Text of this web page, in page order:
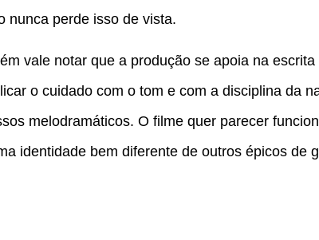
nunca perde isso de vista.
vale notar que a produção se apoia na
o cuidado com o tom e com a disciplina da
melodramáticos. O filme quer parecer
identidade bem diferente de outros épicos de